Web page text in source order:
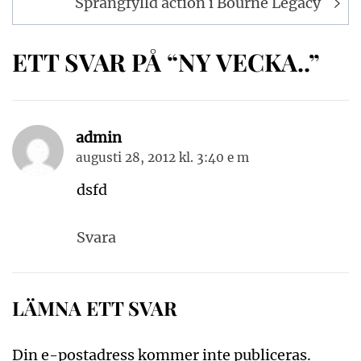
ETT SVAR PÅ “NY VECKA..”
admin
augusti 28, 2012 kl. 3:40 e m
dsfd
Svara
LÄMNA ETT SVAR
Din e-postadress kommer inte publiceras.